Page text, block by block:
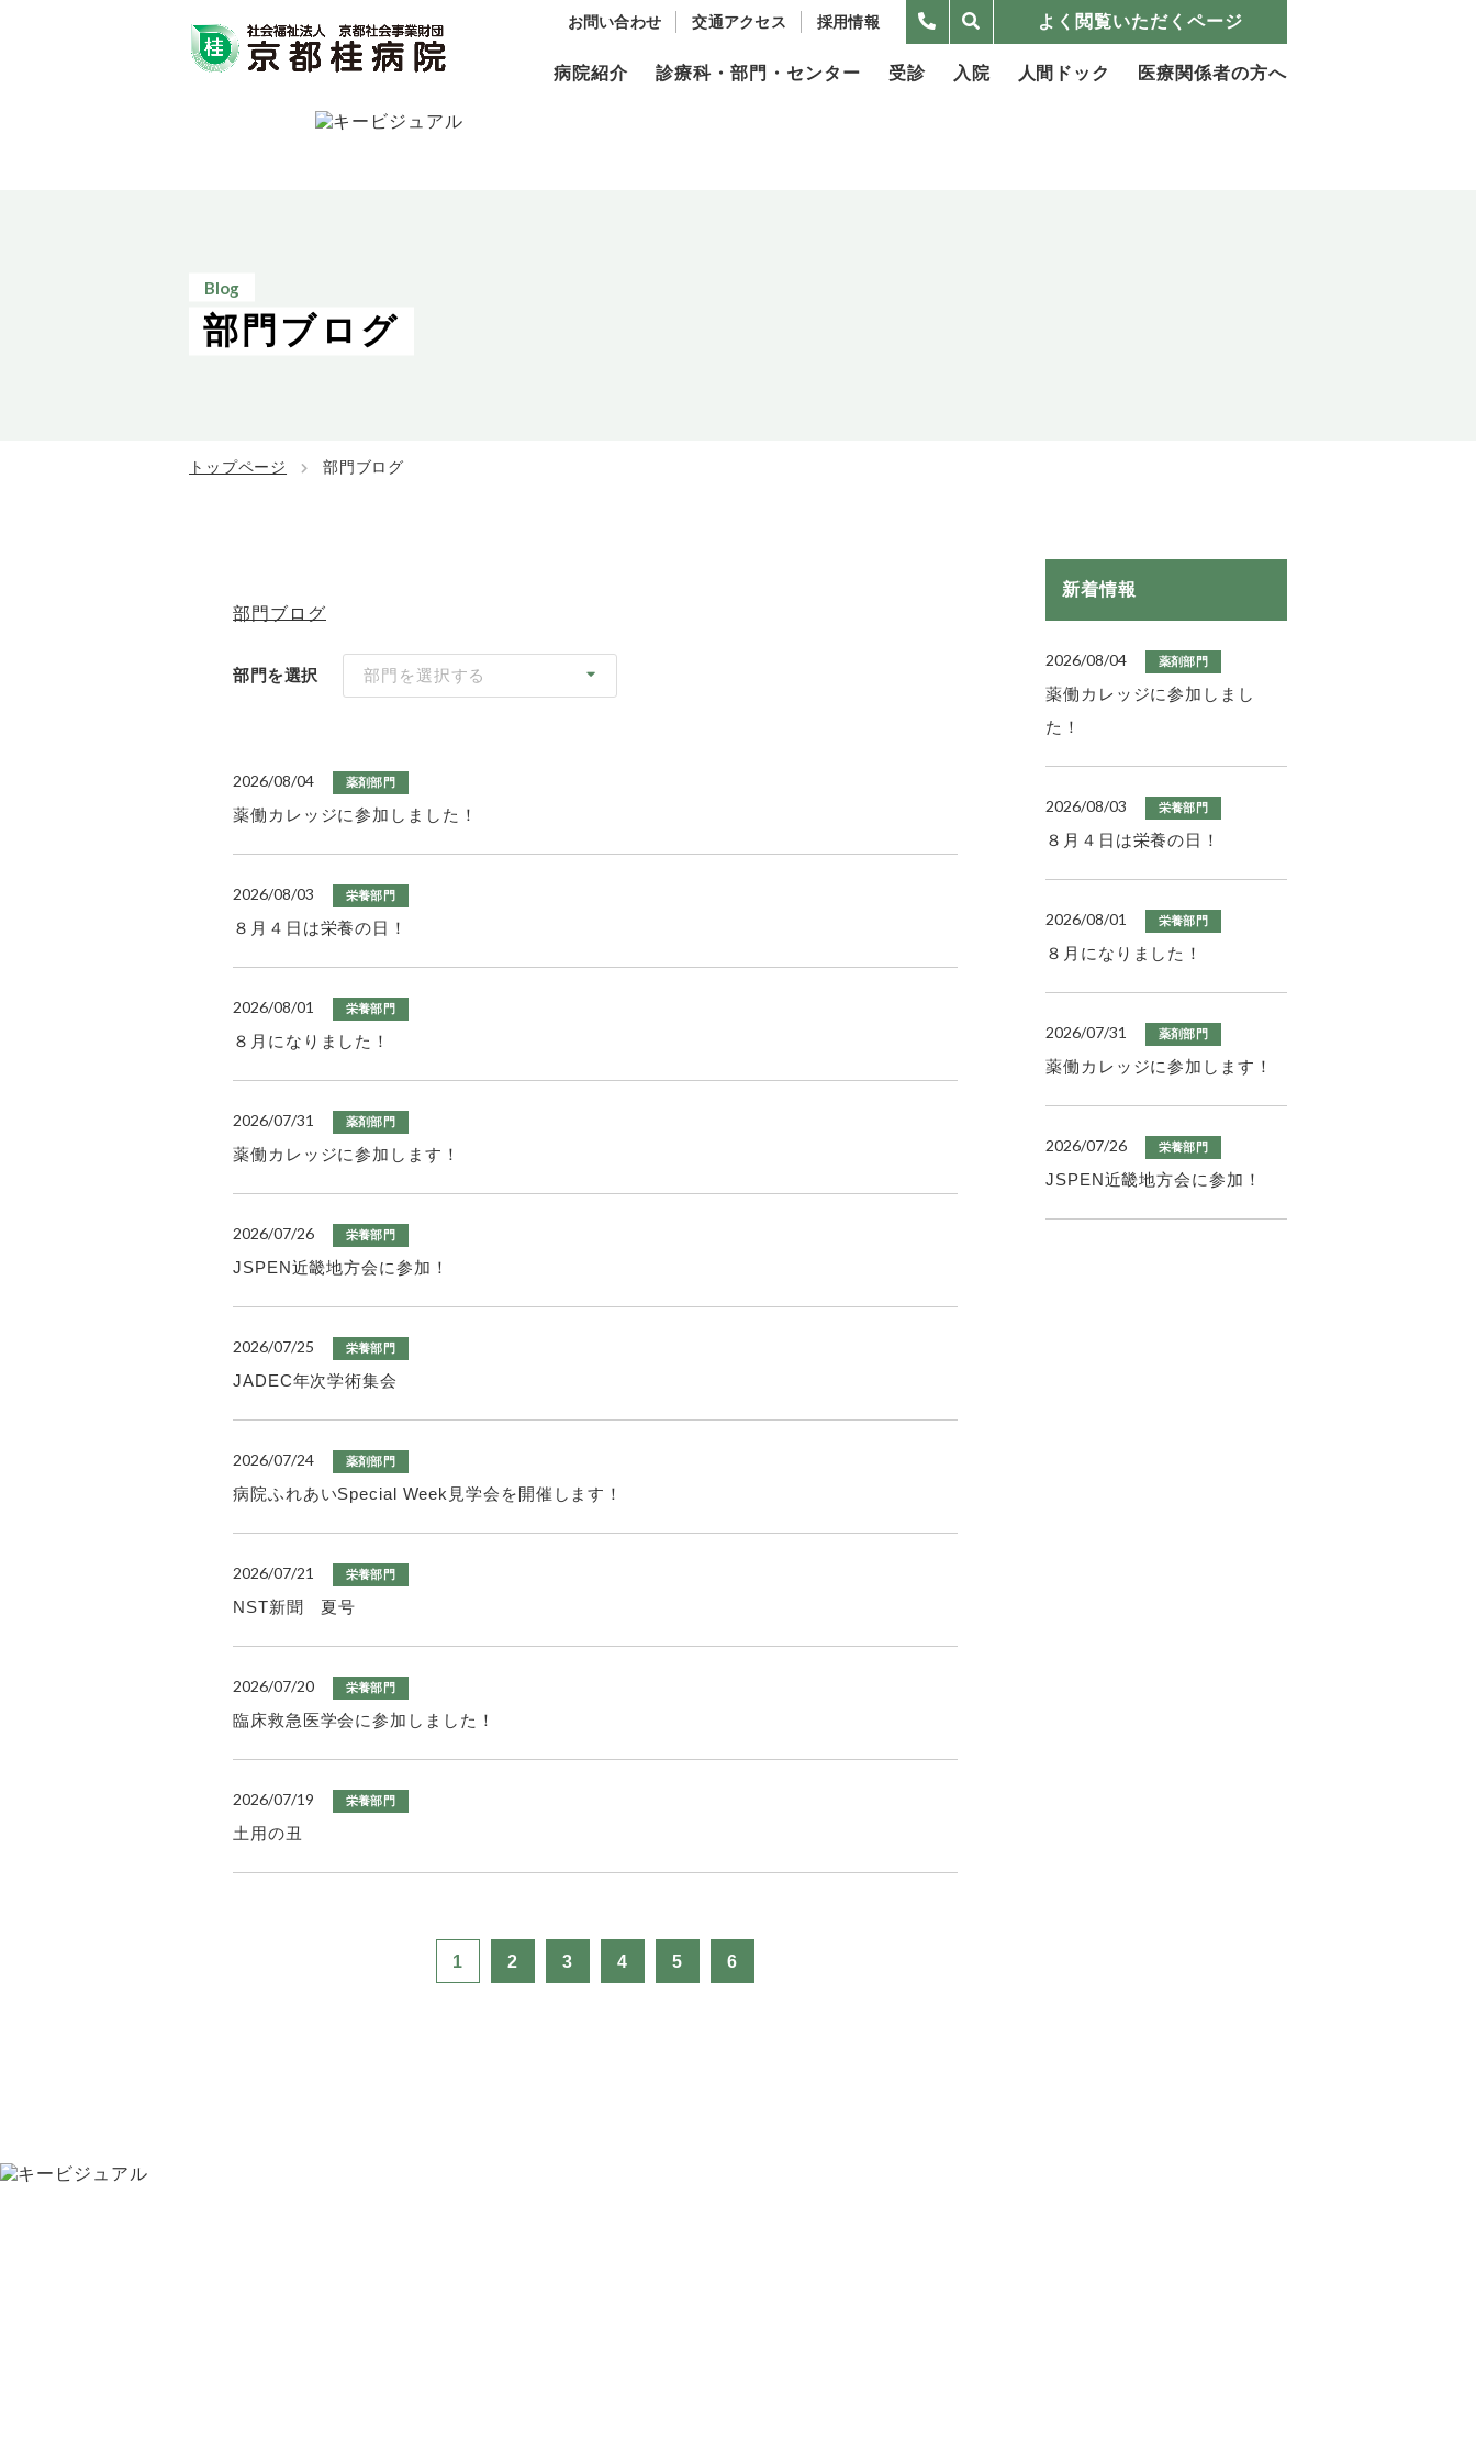
お問い合わせ 交通アクセス 採用情報 よく閲覧いただくページ
病院紹介 診療科・部門・センター 受診 入院 人間ドック 医療関係者の方へ
Blog
部門ブログ
トップページ 部門ブログ
部門ブログ
部門を選択 部門を選択する
2026/08/04 薬剤部門
薬働カレッジに参加しました！
2026/08/03 栄養部門
８月４日は栄養の日！
2026/08/01 栄養部門
８月になりました！
2026/07/31 薬剤部門
薬働カレッジに参加します！
2026/07/26 栄養部門
JSPEN近畿地方会に参加！
2026/07/25 栄養部門
JADEC年次学術集会
2026/07/24 薬剤部門
病院ふれあいSpecial Week見学会を開催します！
2026/07/21 栄養部門
NST新聞 夏号
2026/07/20 栄養部門
臨床救急医学会に参加しました！
2026/07/19 栄養部門
土用の丑
1 2 3 4 5 6
新着情報
2026/08/04 薬剤部門
薬働カレッジに参加しまし
た！
2026/08/03 栄養部門
８月４日は栄養の日！
2026/08/01 栄養部門
８月になりました！
2026/07/31 薬剤部門
薬働カレッジに参加します！
2026/07/26 栄養部門
JSPEN近畿地方会に参加！